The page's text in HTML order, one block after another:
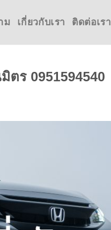
ม เกี่ยวกับเรา ติดต่อเรา
ตร 0951594540